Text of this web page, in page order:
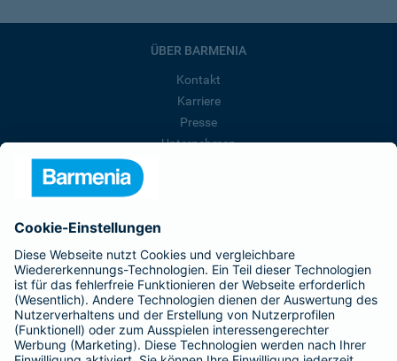
ÜBER BARMENIA
Kontakt
Karriere
Presse
Unternehmen
Affiliate-Partner werden
Kranken-Zusatzversicherung
Tierversicherungen
Haftpflichtversicherung
Hausratversicherung